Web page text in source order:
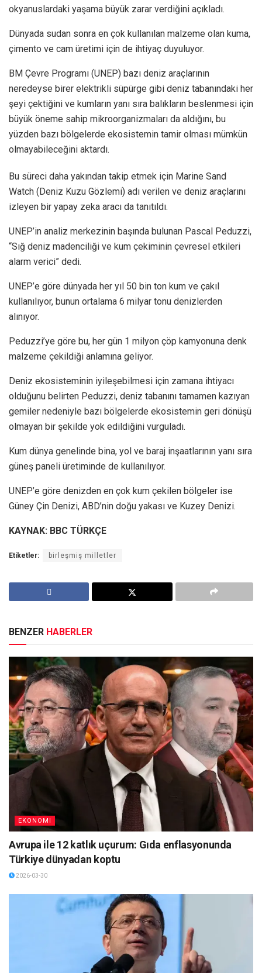
okyanuslardaki yaşama büyük zarar verdiğini açıkladı.
Dünyada sudan sonra en çok kullanılan malzeme olan kuma,
çimento ve cam üretimi için de ihtiyaç duyuluyor.
BM Çevre Programı (UNEP) bazı deniz araçlarının
neredeyse birer elektrikli süpürge gibi deniz tabanındaki her
şeyi çektiğini ve kumların yanı sıra balıkların beslenmesi için
büyük öneme sahip mikroorganizmaları da aldığını, bu
yüzden bazı bölgelerde ekosistemin tamir olması mümkün
olmayabileceğini aktardı.
Bu süreci daha yakından takip etmek için Marine Sand
Watch (Deniz Kuzu Gözlemi) adı verilen ve deniz araçlarını
izleyen bir yapay zeka aracı da tanıtıldı.
UNEP’in analiz merkezinin başında bulunan Pascal Peduzzi,
“Sığ deniz madenciliği ve kum çekiminin çevresel etkileri
alarm verici” dedi.
UNEP’e göre dünyada her yıl 50 bin ton kum ve çakıl
kullanılıyor, bunun ortalama 6 milyar tonu denizlerden
alınıyor.
Peduzzi’ye göre bu, her gün 1 milyon çöp kamyonuna denk
malzeme çekildiği anlamına geliyor.
Deniz ekosisteminin iyileşebilmesi için zamana ihtiyacı
olduğunu belirten Peduzzi, deniz tabanını tamamen kazıyan
gemiler nedeniyle bazı bölgelerde ekosistemin geri dönüşü
olmayan bir şekilde yok edildiğini vurguladı.
Kum dünya genelinde bina, yol ve baraj inşaatlarının yanı sıra
güneş paneli üretiminde de kullanılıyor.
UNEP’e göre denizden en çok kum çekilen bölgeler ise
Güney Çin Denizi, ABD’nin doğu yakası ve Kuzey Denizi.
KAYNAK: BBC TÜRKÇE
Etiketler: birleşmiş milletler
BENZER HABERLER
EKONOMI
Avrupa ile 12 katlık uçurum: Gıda enflasyonunda
Türkiye dünyadan koptu
2026-03-30